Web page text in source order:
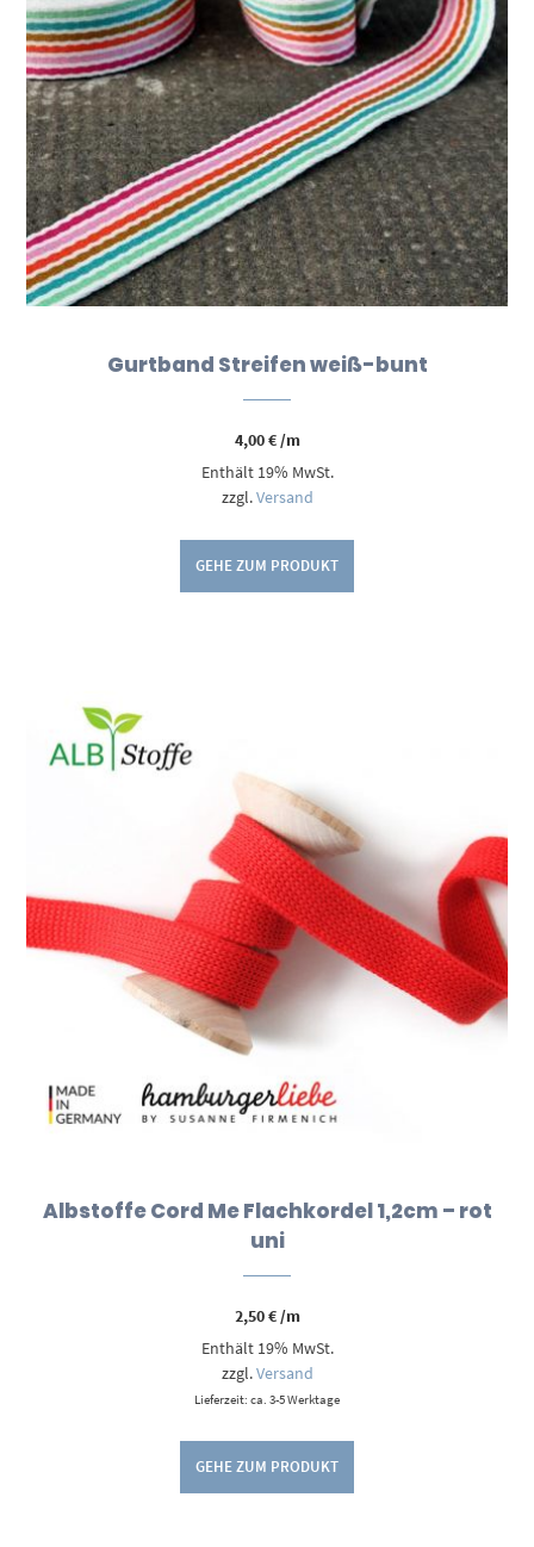
Gurtband Streifen weiß-bunt
4,00€/m
Enthält 19% MwSt.
zzgl.Versand
GEHE ZUM PRODUKT
Albstoffe Cord Me Flachkordel 1,2cm – rot
uni
2,50€/m
Enthält 19% MwSt.
zzgl.Versand
Lieferzeit: ca. 3-5 Werktage
GEHE ZUM PRODUKT